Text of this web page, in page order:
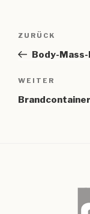
Vorheriger
Beitrag
ZURÜCK
Body-
Nächster
Beitrag
WEITER